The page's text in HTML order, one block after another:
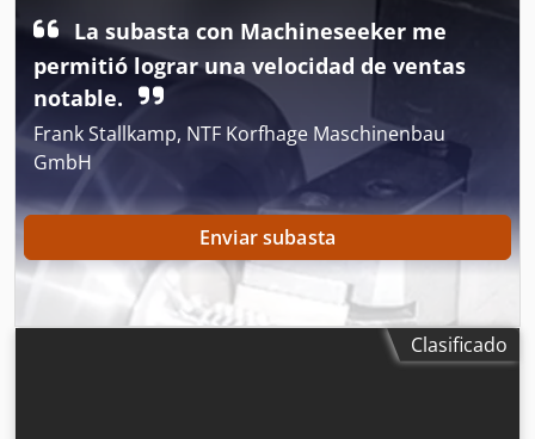
La subasta con Machineseeker me
permitió lograr una velocidad de ventas
notable.
Frank Stallkamp, NTF Korfhage Maschinenbau
GmbH
Enviar subasta
Clasificado